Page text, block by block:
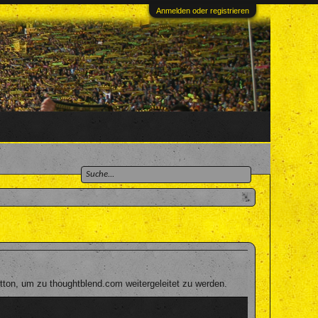
Anmelden oder registrieren
um zu thoughtblend.com weitergeleitet zu werden.